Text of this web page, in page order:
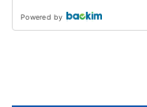
Powered by